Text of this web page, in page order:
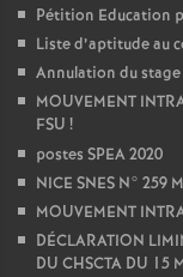
Pétition Education
Liste d’aptitude au
Annulation du
MOUVEMENT
FSU !
postes SPEA 2020
NICE SNES N° 259
MOUVEMENT
DÉCLARATION
DU CHSCTA DU 15